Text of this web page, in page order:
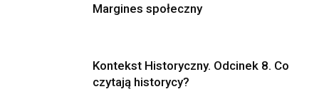
Margines społeczny
Kontekst Historyczny. Odcinek 8. Co
czytają historycy?